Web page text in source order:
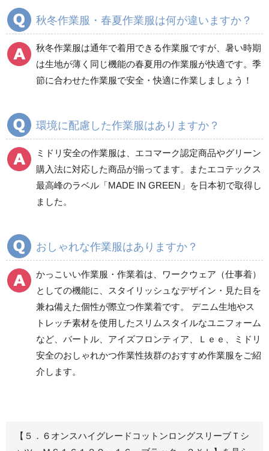
秋冬長袖
食品産業用長袖
食品産業用半袖
秋冬長袖
ワークパンツ
春夏ワークパンツ作業
ズボン
秋冬ワークパンツ作業
ズボン
ツ
クリーンウェアワーク
パンツ
カーゴパンツ
春夏カーゴパンツ作業
ズボン
ズボン
レディース作業着
ブルゾン
シャツ
秋冬作業服・春夏作業服は何が違いますか？
秋冬作業服は通年で着用できる作業服ですが、暑い時期
は生地が薄く同じ機能の春夏用の作業服が快適です。季
節に合わせた作業服で安全・快適に作業しましょう！
環境に配慮した作業服はありますか？
ミドリ安全の作業服は、エコマーク認定商品やグリーン
購入法に対応した商品が揃ってます。またエコテックス
最高峰のラベル「MADE IN GREEN」を日本初で取得し
ました。
おしゃれな作業服はありますか？
かっこいい作業服・作業着は、ワークウェア（仕事着）
としての機能に、スタイリッシュなデザイン・見た目を
兼ね備えた個性が際立つ作業着です。 デニム生地やス
トレッチ素材を使用したスリムスタイルなユニフォーム
など、バートル、アイズフロンティア、Ｌｅｅ、ミドリ
安全のおしゃれかつ作業性抜群のおすすめ作業服をご紹
介します。
【５．６オンスハイグレードコットンロングスリーブＴシ